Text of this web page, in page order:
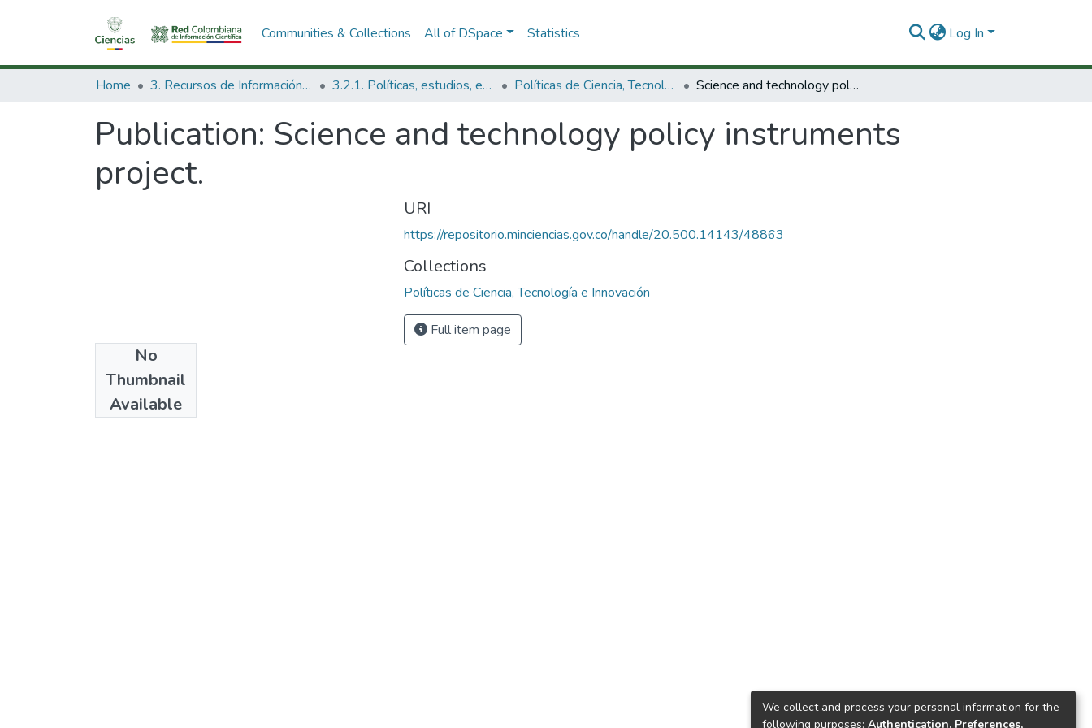
Communities & Collections All of DSpace Statistics Log In
Home 3. Recursos de Información Científica y Tecnológica 3.2.1. Políticas, estudios, evaluaciones e indicadores de CTeI Políticas de Ciencia, Tecnología e Innovación Science and technology policy instruments project.
Publication: Science and technology policy instruments
project.
No
Thumbnail
Available
URI
https://repositorio.minciencias.gov.co/handle/20.500.14143/48863
Collections
Políticas de Ciencia, Tecnología e Innovación
Full item page
We collect and process your personal information for the
following purposes: Authentication, Preferences,